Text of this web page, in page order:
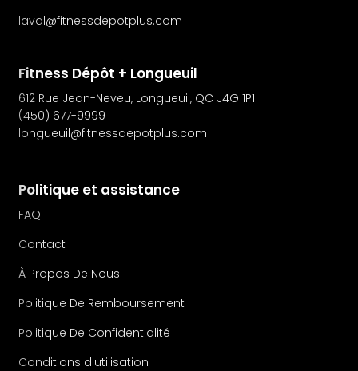
laval@fitnessdepotplus.com
Fitness Dépôt + Longueuil
612 Rue Jean-Neveu, Longueuil, QC J4G 1P1
(450) 677-9999
longueuil@fitnessdepotplus.com
Politique et assistance
FAQ
Contact
À Propos De Nous
Politique De Remboursement
Politique De Confidentialité
Conditions d'utilisation